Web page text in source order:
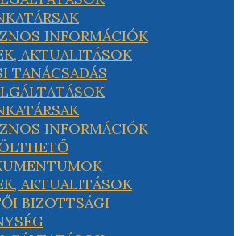
INFORMÁCIÓK
AKTUALITÁSOK
TANÁCSADÁS
INFORMÁCIÓK
AKTUALITÁSOK
BIZOTTSÁGI